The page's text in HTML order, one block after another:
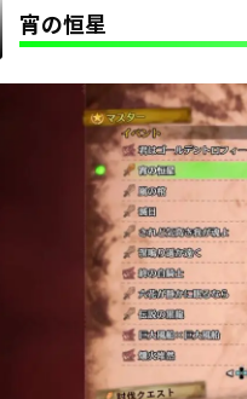
宵の恒星